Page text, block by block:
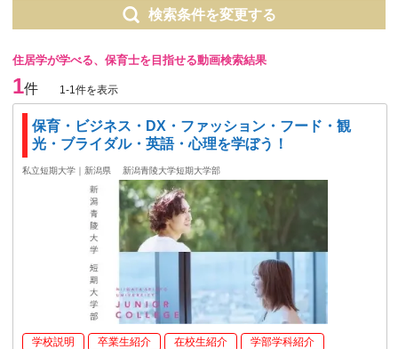
検索条件を変更する
住居学が学べる、保育士を目指せる動画検索結果
1件 1-1件を表示
保育・ビジネス・DX・ファッション・フード・観
光・ブライダル・英語・心理を学ぼう！
私立短期大学｜新潟県 新潟青陵大学短期大学部
学校説明 卒業生紹介 在校生紹介 学部学科紹介